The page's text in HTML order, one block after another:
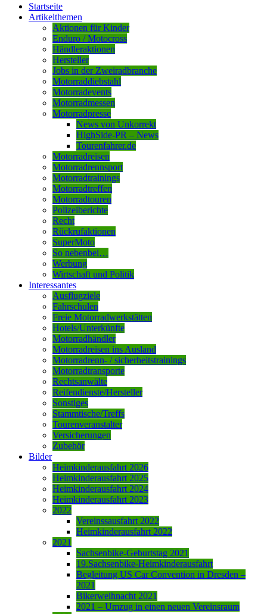
Startseite
Artikelthemen
Aktionen für Kinder
Enduro / Motocross
Händleraktionen
Hersteller
Jobs in der Zweiradbranche
Motorraddiebstahl
Motorradevents
Motorradmessen
Motorradpresse
News von Unkorrekt
HighSide-PR – News
Tourenfahrer.de
Motorradreisen
Motorradrennsport
Motorradtrainings
Motorradtreffen
Motorradtouren
Polizeiberichte
Recht
Rückrufaktionen
SuperMoto
So nebenbei…
Werbung
Wirtschaft und Politik
Interessantes
Ausflugziele
Fahrschulen
Freie Motorradwerkstätten
Hotels/Unterkünfte
Motorradhändler
Motorradreisen ins Ausland
Motorradrenn- / sicherheitstrainings
Motorradtransporte
Rechtsanwälte
Reifendienste/Hersteller
Sonstiges
Stammtische/Treffs
Tourenveranstalter
Versicherungen
Zubehör
Bilder
Heimkinderausfahrt 2026
Heimkinderausfahrt 2025
Heimkinderausfahrt 2024
Heimkinderausfahrt 2023
2022
Vereinssausfahrt 2022
Heimkinderausfahrt 2022
2021
Sachsenbike-Geburtstag 2021
19.Sachsenbike-Heimkinderausfahrt
Begleitung US Car Convention in Dresden –
2021
Bikerweihnacht 2021
2021 – Umzug in einen neuen Vereinsraum